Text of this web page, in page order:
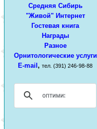
Средняя Сибирь
"Живой" Интернет
Гостевая книга
Награды
Разное
Орнитологические услуги
E-mail , тел. (391) 246-98-88